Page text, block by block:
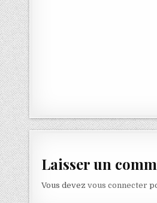
Laisser un
Vous devezvous connecter